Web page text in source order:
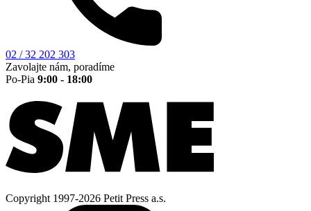
02 / 32 202 303
Zavolajte nám, poradíme
Po-Pia 9:00 - 18:00
Copyright 1997-2026 Petit Press a.s.